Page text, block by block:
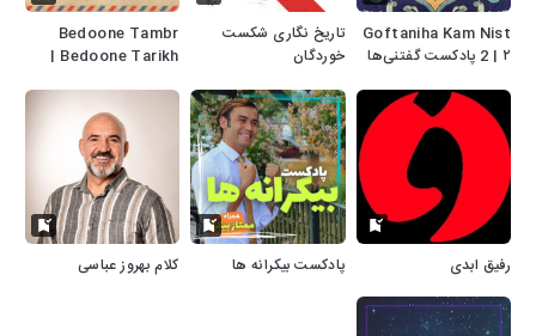
Goftaniha Kam Nist
2 | ۲ پادکست گفتنی‌ها
تاریخ نگاری شکست
خوردگان
Bedoone Tambr
Bedoone Tarikh |
تاریخ
رفیق ابدی پادکست بیکرانه ها کلام بهروز عباسی